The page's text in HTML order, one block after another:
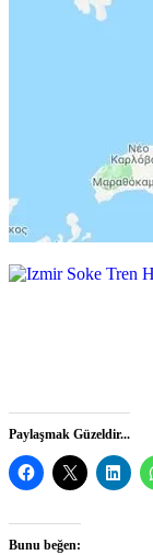
Paylaşmak Güzeldir...
Bunu beğen: